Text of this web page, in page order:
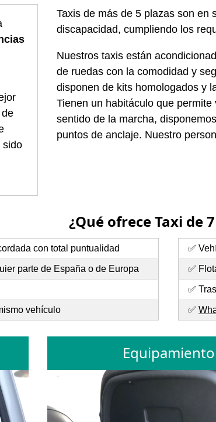
sido
Taxis de más de 5 plazas son en
discapacidad, cumpliendo los
Nuestros taxis están
de ruedas con la comodidad y
disponen de kits homologados y
Tienen un habitáculo que
sentido de la marcha,
puntos de anclaje. Nuestro
¿Qué ofrece Taxi de
con total puntualidad
parte de España o de Europa
vehículo
✅
✅
✅
✅
Equipamiento